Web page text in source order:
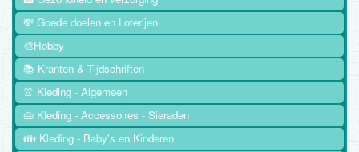
💸 Goede doelen en Loterijen
🎨Hobby
📚 Kranten & Tijdschriften
👚 Kleding - Algemeen
👜 Kleding - Accessoires - Sieraden
👪 Kleding - Baby's en Kinderen